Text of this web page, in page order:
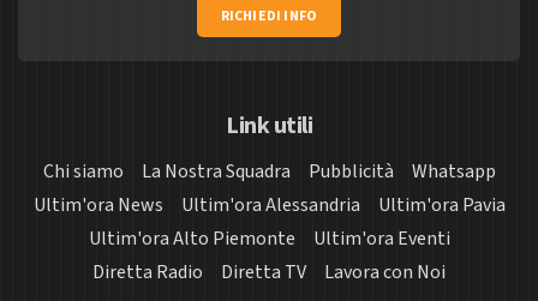
RICHIEDI INFO
Link utili
Chi siamo La Nostra Squadra Pubblicità
Whatsapp
Ultim'ora News
Ultim'ora Alessandria
Ultim'ora Pavia
Ultim'ora Alto Piemonte
Ultim'ora Eventi
Diretta Radio
Diretta TV Lavora con Noi